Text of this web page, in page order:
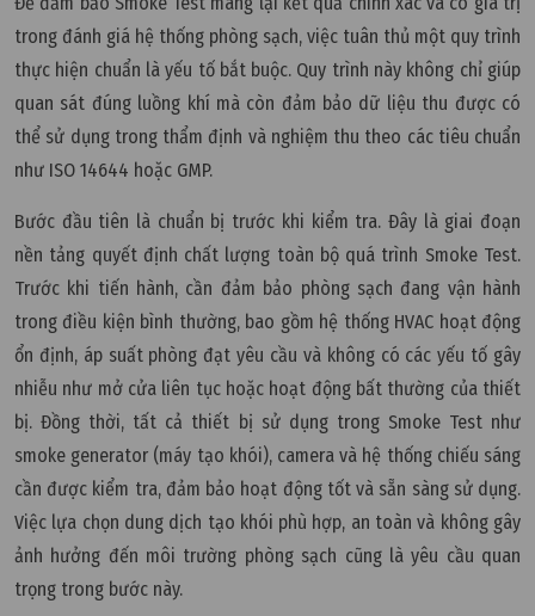
trong đánh giá hệ thống phòng sạch, việc tuân thủ một quy trình
thực hiện chuẩn là yếu tố bắt buộc. Quy trình này không chỉ giúp
quan sát đúng luồng khí mà còn đảm bảo dữ liệu thu được có
thể sử dụng trong thẩm định và nghiệm thu theo các tiêu chuẩn
như ISO 14644 hoặc GMP.
Bước đầu tiên là chuẩn bị trước khi kiểm tra. Đây là giai đoạn
nền tảng quyết định chất lượng toàn bộ quá trình Smoke Test.
Trước khi tiến hành, cần đảm bảo phòng sạch đang vận hành
trong điều kiện bình thường, bao gồm hệ thống HVAC hoạt động
ổn định, áp suất phòng đạt yêu cầu và không có các yếu tố gây
nhiễu như mở cửa liên tục hoặc hoạt động bất thường của thiết
bị. Đồng thời, tất cả thiết bị sử dụng trong Smoke Test như
smoke generator (máy tạo khói), camera và hệ thống chiếu sáng
cần được kiểm tra, đảm bảo hoạt động tốt và sẵn sàng sử dụng.
Việc lựa chọn dung dịch tạo khói phù hợp, an toàn và không gây
ảnh hưởng đến môi trường phòng sạch cũng là yêu cầu quan
trọng trong bước này.